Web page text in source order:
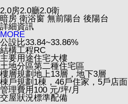
2.0房2.0廳2.0衛
暗房 衛浴窗 無前陽台 後陽台
詳細資訊
MORE
公設比33.84~33.86%
結構工程RC
主要用途住宅大樓
土地分區第二種住宅區
樓層規劃 地上13層，地下3層
棟戶規劃 1棟，46戶住家，5戶店面
管理費用 100 元/坪/月
交屋狀況標準配備